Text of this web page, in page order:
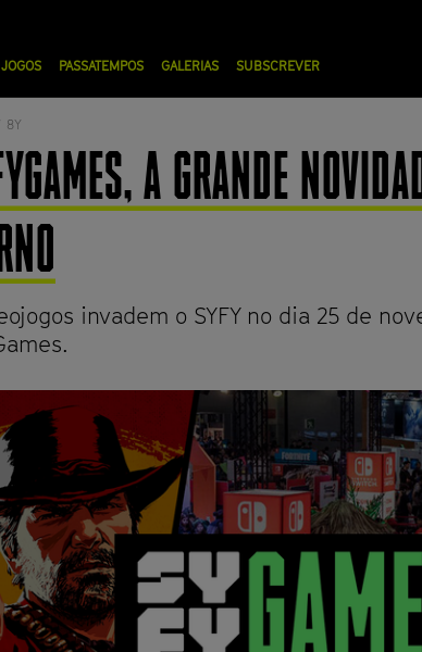
JOGOS PASSATEMPOS GALERIAS SUBSCREVER
8Y
A GRANDE
invadem o SYFY no dia 25 de